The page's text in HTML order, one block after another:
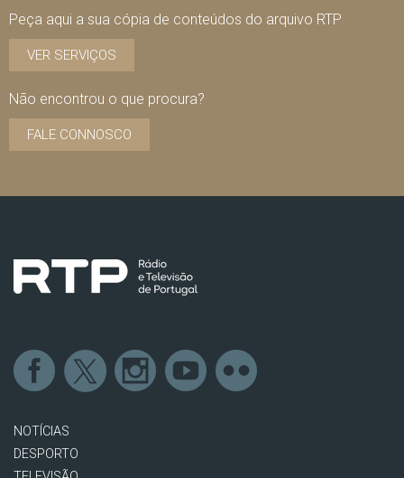
Peça aqui a sua cópia de conteúdos do arquivo RTP
VER SERVIÇOS
Não encontrou o que procura?
FALE CONNOSCO
NOTÍCIAS
DESPORTO